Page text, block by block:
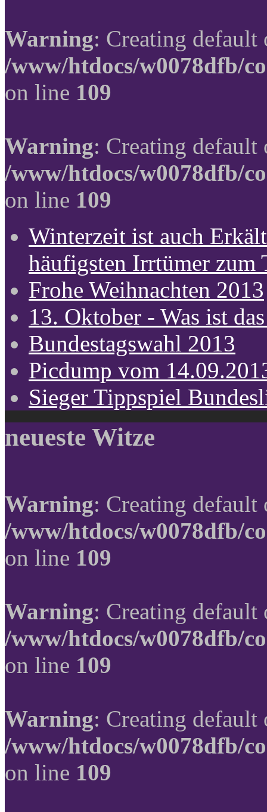
Warning: Creating
/www/htdocs/w0078dfb/
on line 109
Warning: Creating
/www/htdocs/w0078dfb/
on line 109
Winterzeit ist auch
häufigsten Irrtümer zum
Frohe Weihnachten 2013
13. Oktober - Was ist
Bundestagswahl 2013
Picdump vom
Sieger Tippspiel
neueste Witze
Warning: Creating
/www/htdocs/w0078dfb/
on line 109
Warning: Creating
/www/htdocs/w0078dfb/
on line 109
Warning: Creating
/www/htdocs/w0078dfb/
on line 109